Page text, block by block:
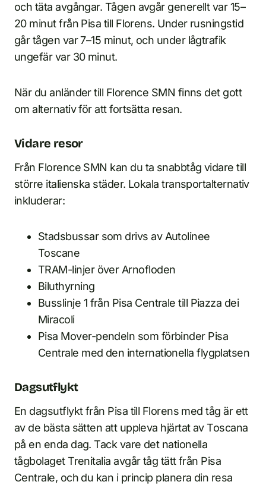
och täta avgångar. Tågen avgår generellt var 15–
20 minut från Pisa till Florens. Under rusningstid
går tågen var 7–15 minut, och under lågtrafik
ungefär var 30 minut.
När du anländer till Florence SMN finns det gott
om alternativ för att fortsätta resan.
Vidare resor
Från Florence SMN kan du ta snabbtåg vidare till
större italienska städer. Lokala transportalternativ
inkluderar:
Stadsbussar som drivs av Autolinee
Toscane
TRAM-linjer över Arnofloden
Biluthyrning
Busslinje 1 från Pisa Centrale till Piazza dei
Miracoli
Pisa Mover-pendeln som förbinder Pisa
Centrale med den internationella flygplatsen
Dagsutflykt
En dagsutflykt från Pisa till Florens med tåg är ett
av de bästa sätten att uppleva hjärtat av Toscana
på en enda dag. Tack vare det nationella
tågbolaget Trenitalia avgår tåg tätt från Pisa
Centrale, och du kan i princip planera din resa